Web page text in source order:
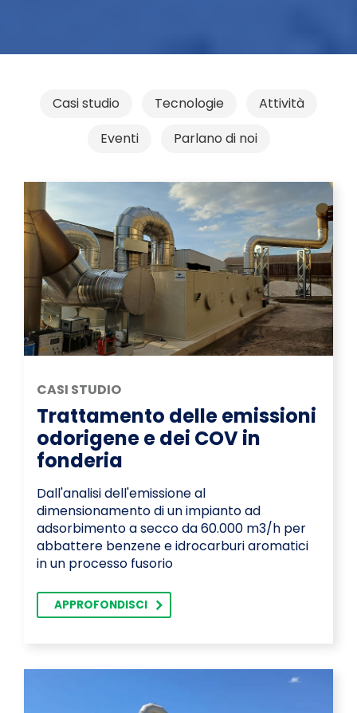
Casi studio Tecnologie
Attività
Eventi
Parlano di noi
CASI STUDIO
Trattamento delle emissioni
odorigene e dei COV in
fonderia
Dall'analisi dell'emissione al
dimensionamento di un impianto ad
adsorbimento a secco da 60.000 m3/h per
abbattere benzene e idrocarburi aromatici
in un processo fusorio
APPROFONDISCI